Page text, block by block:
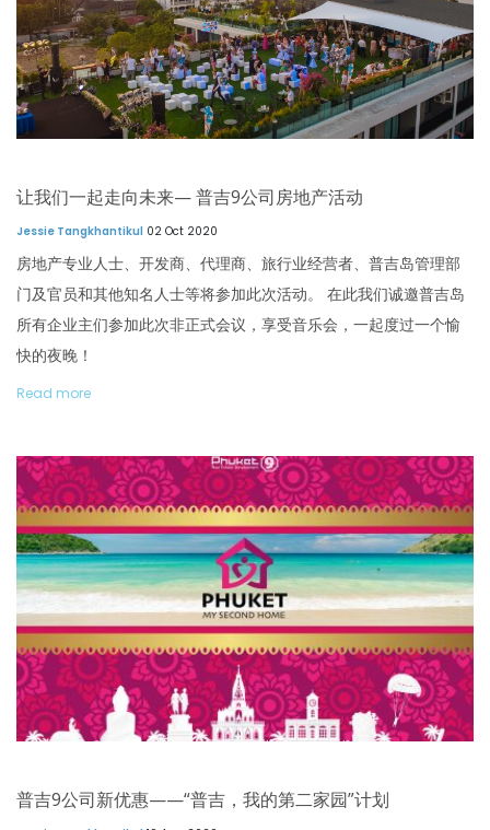
让我们一起走向未来— 普吉9公司房地产活动
Jessie Tangkhantikul 02 Oct 2020
房地产专业人士、开发商、代理商、旅行业经营者、普吉岛管理部
门及官员和其他知名人士等将参加此次活动。 在此我们诚邀普吉岛
所有企业主们参加此次非正式会议，享受音乐会，一起度过一个愉
快的夜晚！
Read more
普吉9公司新优惠——“普吉，我的第二家园”计划